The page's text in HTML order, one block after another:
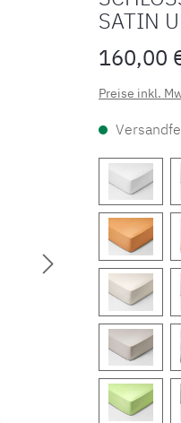
SATIN
160,00
Preise inkl.